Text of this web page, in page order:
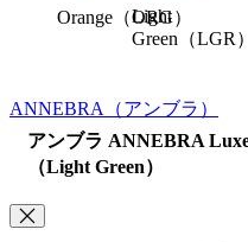
Orange（ORG）
Light
Green（LGR）
ANNEBRA （アンブラ）
アンブラ ANNEBRA
（Light Green）